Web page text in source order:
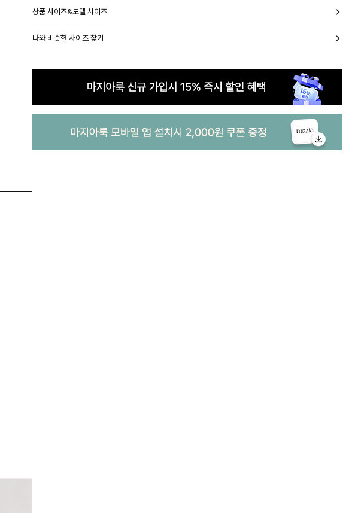
상품 사이즈&모델 사이즈
나와 비슷한 사이즈 찾기